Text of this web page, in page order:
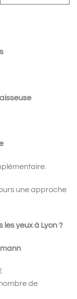
une approche
les yeux à Lyon ?
de